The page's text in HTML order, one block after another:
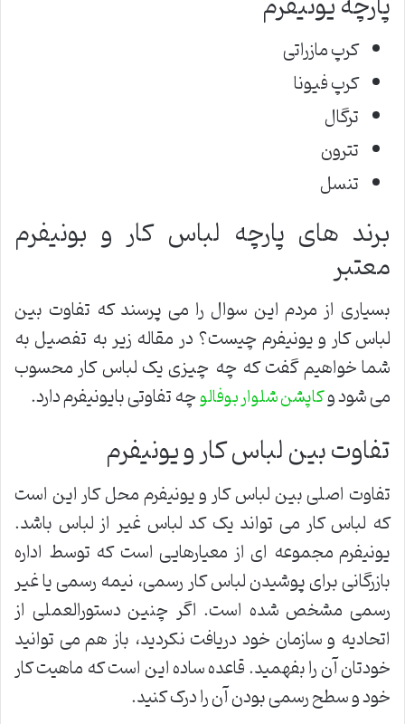
کرپ مازراتی
کرپ فیونا
ترگال
تترون
تنسل
برند های پارچه لباس کار و بونیفرم
معتبر
بسیاری از مردم این سوال را می پرسند که تفاوت بین
لباس کار و یونیفرم چیست؟ در مقاله زیر به تفصیل به
شما خواهیم گفت که چه چیزی یک لباس کار محسوب
می شود وکاپشن شلوار بوفالوچه تفاوتی بایونیفرم دارد.
تفاوت بین لباس کار و یونیفرم
تفاوت اصلی بین لباس کار و یونیفرم محل کار این است
که لباس کار می تواند یک کد لباس غیر از لباس باشد.
یونیفرم مجموعه ای از معیارهایی است که توسط اداره
بازرگانی برای پوشیدن لباس کار رسمی، نیمه رسمی یا غیر
رسمی مشخص شده است. اگر چنین دستورالعملی از
اتحادیه و سازمان خود دریافت نکردید، باز هم می توانید
خودتان آن را بفهمید. قاعده ساده این است که ماهیت کار
خود و سطح رسمی بودن آن را درک کنید.